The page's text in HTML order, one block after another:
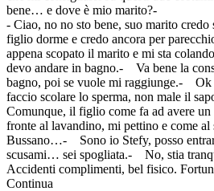
bene… e dove è mio marito?-
- Ciao, no no sto bene, suo marito credo
figlio dorme e credo ancora per
appena scopato il marito e mi sta
devo andare in bagno.- Va bene la
bagno, poi se vuole mi raggiunge.- Ok
faccio scolare lo sperma, non male il
Comunque, il figlio come fa ad avere
fronte al lavandino, mi pettino e come
Bussano…- Sono io Stefy, posso
scusami… sei spogliata.- No, stia
Accidenti complimenti, bel fisico.
Continua